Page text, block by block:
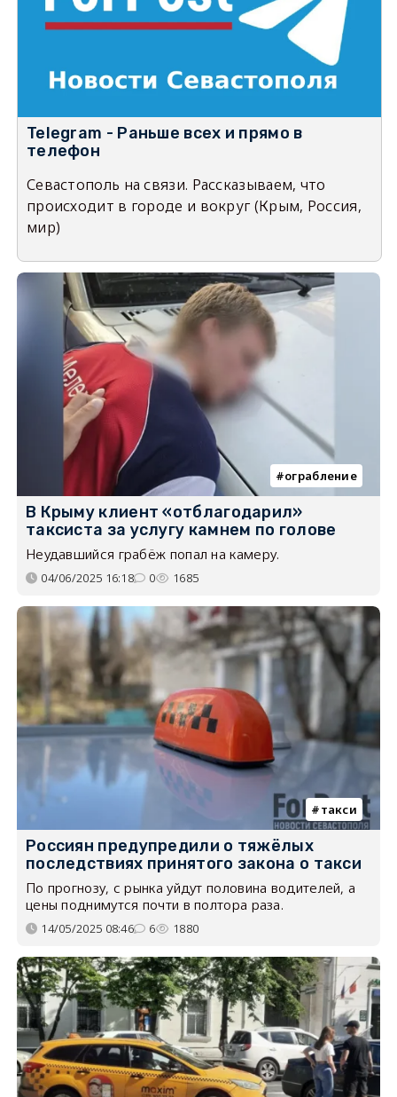
Telegram - Раньше всех и прямо в
телефон
Севастополь на связи. Рассказываем, что
происходит в городе и вокруг (Крым, Россия,
мир)
ограбление
В Крыму клиент «отблагодарил»
таксиста за услугу камнем по голове
Неудавшийся грабёж попал на камеру.
04/06/2025 16:18 0 1685
такси
Россиян предупредили о тяжёлых
последствиях принятого закона о такси
По прогнозу, с рынка уйдут половина водителей, а
цены поднимутся почти в полтора раза.
14/05/2025 08:46 6 1880